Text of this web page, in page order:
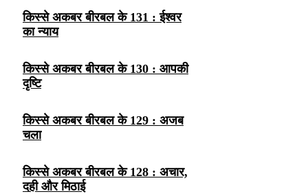
किस्से अकबर बीरबल के 131 : ईश्वर
का न्याय
किस्से अकबर बीरबल के 130 : आपकी
दृष्टि
किस्से अकबर बीरबल के 129 : अजब
चला
किस्से अकबर बीरबल के 128 : अचार,
दही और मिठाई